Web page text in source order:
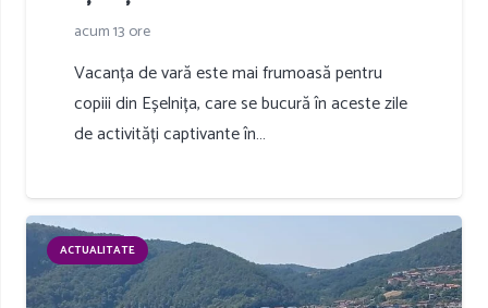
acum 13 ore
Vacanța de vară este mai frumoasă pentru
copiii din Eșelnița, care se bucură în aceste zile
de activități captivante în…
ACTUALITATE